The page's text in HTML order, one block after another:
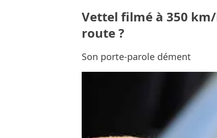
Vettel filmé à 350
route ?
Son porte-parole dément